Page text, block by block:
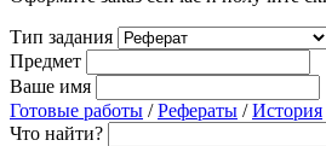
Тип задания
Предмет
Ваше имя
Готовые работы /Рефераты /История
Что найти?